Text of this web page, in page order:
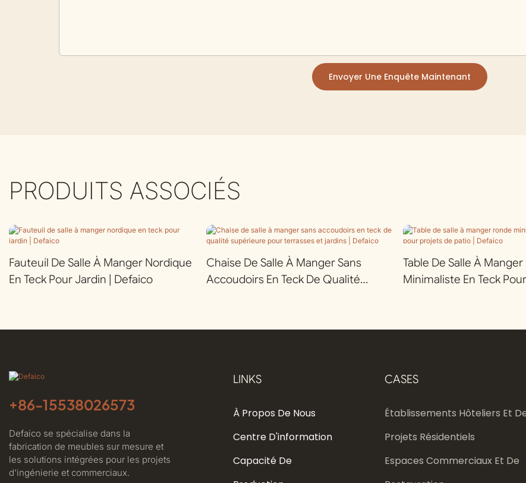
Envoyer Une Enquête Maintenant
PRODUITS ASSOCIÉS
Fauteuil De Salle À Manger Nordique
En Teck Pour Jardin | Defaico
Chaise De Salle À Manger Sans
Accoudoirs En Teck De Qualité
Table De Salle À Manger
Minimaliste En Teck
+86-15538026573
Defaico se spécialise dans la
fabrication de meubles sur mesure et
les solutions intégrées pour les projets
d'ingénierie et commerciaux.
LINKS
À Propos De Nous
Centre D'information
Capacité De
CASES
Établissements Hôteliers Et
Projets Résidentiels
Espaces Commerciaux Et De